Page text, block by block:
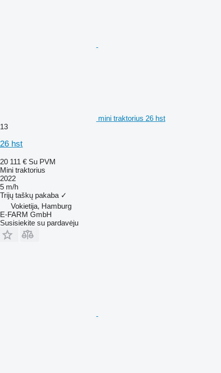
mini traktorius 26 hst
13
26 hst
20 111 € Su PVM
Mini traktorius
2022
5 m/h
Trijų taškų pakaba ✓
Vokietija, Hamburg
E-FARM GmbH
Susisiekite su pardavėju